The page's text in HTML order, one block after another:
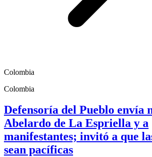
Colombia
Colombia
Defensoría del Pueblo envía
Abelardo de La Espriella y a
manifestantes; invitó a que
sean pacíficas